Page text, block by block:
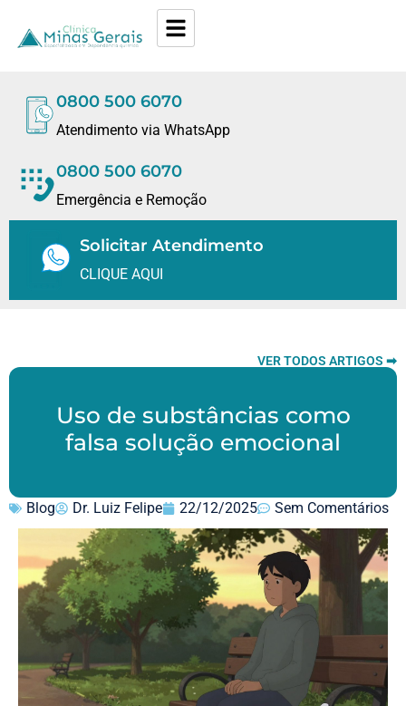
0800 500 6070
Atendimento via WhatsApp
0800 500 6070
Emergência e Remoção
Solicitar Atendimento
CLIQUE AQUI
VER TODOS ARTIGOS ➡
Uso de substâncias como
falsa solução emocional
Blog Dr. Luiz Felipe 22/12/2025 Sem Comentários